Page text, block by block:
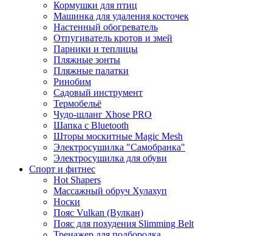
Кормушки для птиц
Машинка для удаления косточек
Настенный обогреватель
Отпугиватель кротов и змей
Парники и теплицы
Пляжные зонты
Пляжные палатки
Ринобим
Садовый инструмент
Термобельё
Чудо-шланг Xhose PRO
Шапка с Bluetooth
Шторы москитные Magic Mesh
Электросушилка "Самобранка"
Электросушилка для обуви
Спорт и фитнес
Hot Shapers
Массажный обруч Хулахуп
Носки
Пояс Vulkan (Вулкан)
Пояс для похудения Slimming Belt